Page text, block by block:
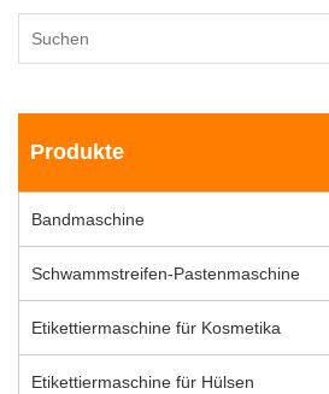
Produkte
Bandmaschine
Schwammstreifen-Pastenmaschine
Etikettiermaschine für Kosmetika
Etikettiermaschine für Hülsen